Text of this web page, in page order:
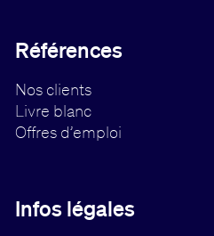
Références
Nos clients
Livre blanc
Offres d’emploi
Infos légales